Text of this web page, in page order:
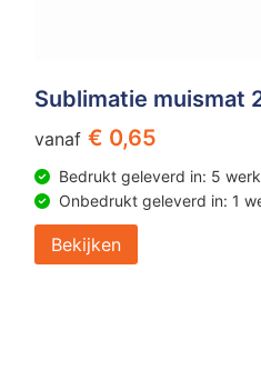
Sublimatie muismat
vanaf € 0,65
Bedrukt geleverd in: 5
Onbedrukt geleverd in: 1
Bekijken